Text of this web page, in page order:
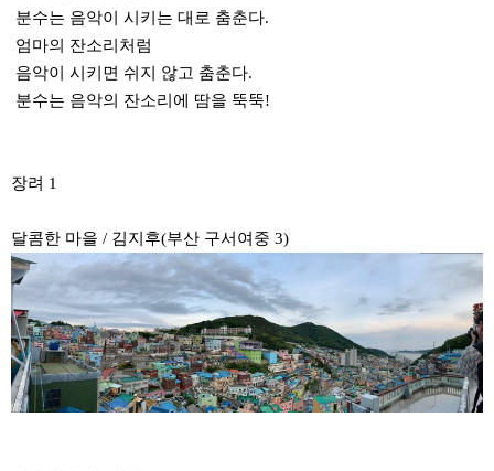
분수는 음악이 시키는 대로 춤춘다.
엄마의 잔소리처럼
음악이 시키면 쉬지 않고 춤춘다.
분수는 음악의 잔소리에 땀을 뚝뚝!
장려 1
달콤한 마을 / 김지후(부산 구서여중 3)